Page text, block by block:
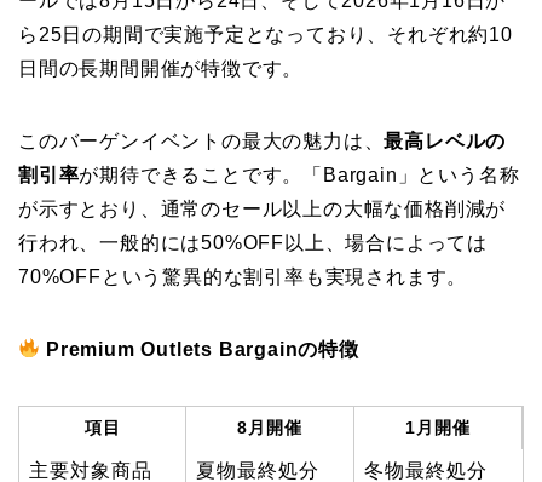
ら25日の期間で実施予定となっており、それぞれ約10
日間の長期間開催が特徴です。
このバーゲンイベントの最大の魅力は、最高レベルの
割引率が期待できることです。「Bargain」という名称
が示すとおり、通常のセール以上の大幅な価格削減が
行われ、一般的には50%OFF以上、場合によっては
70%OFFという驚異的な割引率も実現されます。
Premium Outlets Bargainの特徴
項目 8月開催 1月開催
主要対象商品 夏物最終処分 冬物最終処分